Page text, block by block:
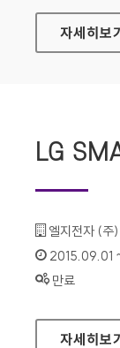
휴먼테크
자세히보기
LG
기관명 :
엘지전자 (주)
인증기간 :
2015.09.01
상태 :
만료
LG
자세히보기